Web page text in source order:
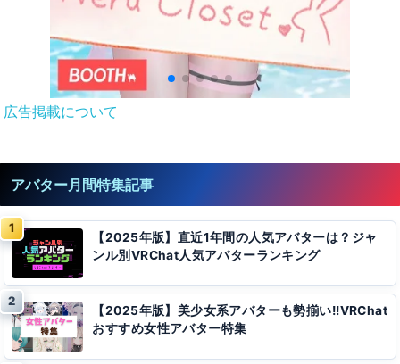
広告掲載について
アバター月間特集記事
【2025年版】直近1年間の人気アバターは？ジャ
ンル別VRChat人気アバターランキング
【2025年版】美少女系アバターも勢揃い!!VRChat
おすすめ女性アバター特集